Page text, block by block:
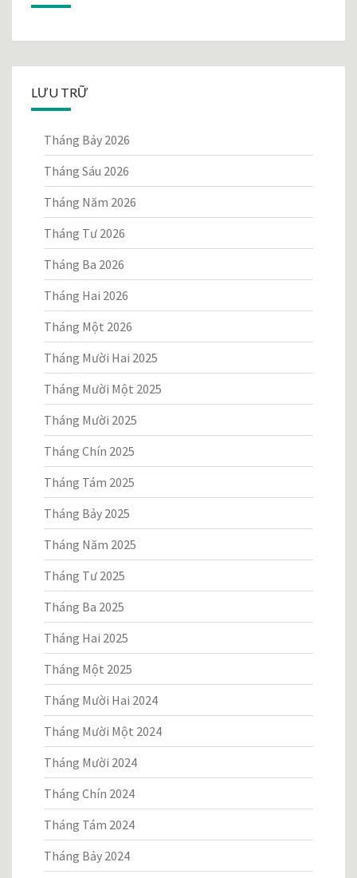
LƯU TRỮ
Tháng Bảy 2026
Tháng Sáu 2026
Tháng Năm 2026
Tháng Tư 2026
Tháng Ba 2026
Tháng Hai 2026
Tháng Một 2026
Tháng Mười Hai 2025
Tháng Mười Một 2025
Tháng Mười 2025
Tháng Chín 2025
Tháng Tám 2025
Tháng Bảy 2025
Tháng Năm 2025
Tháng Tư 2025
Tháng Ba 2025
Tháng Hai 2025
Tháng Một 2025
Tháng Mười Hai 2024
Tháng Mười Một 2024
Tháng Mười 2024
Tháng Chín 2024
Tháng Tám 2024
Tháng Bảy 2024